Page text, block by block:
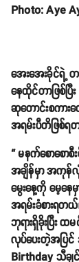
Photo: Aye
အေးအေးခိုင်ရဲ့
နေထိုင်တာဖြစ်ပ
ဆုတောင်းစကားတွ
အရမ်းပီတိဖြစ်ရ
“ မနက်စောစော
အချိန်မှာ အကုန်
မွေးနေ့ကို မေ့နေ
အရမ်းခံစားရ
ဘုရားရှိခိုးပြီး
လုပ်ပေးတဲ့အပြ
Birthday သီခ